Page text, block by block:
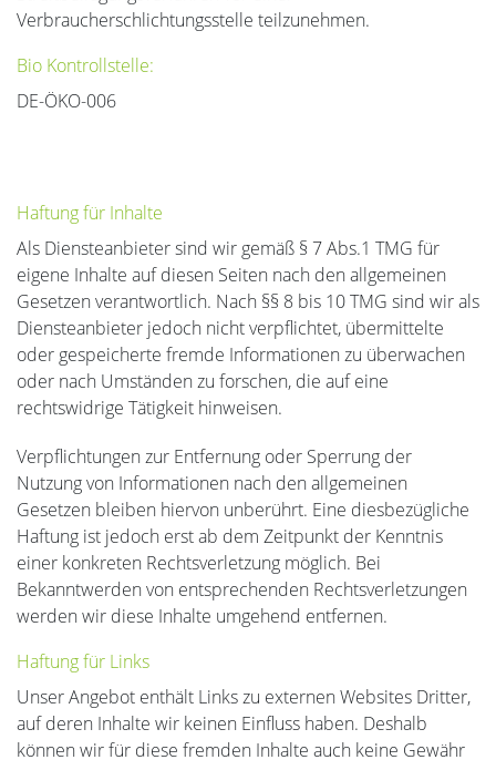
Verbraucherschlichtungsstelle teilzunehmen.
Bio Kontrollstelle:
DE-ÖKO-006
Haftung für Inhalte
Als Diensteanbieter sind wir gemäß § 7 Abs.1 TMG für
eigene Inhalte auf diesen Seiten nach den allgemeinen
Gesetzen verantwortlich. Nach §§ 8 bis 10 TMG sind wir als
Diensteanbieter jedoch nicht verpflichtet, übermittelte
oder gespeicherte fremde Informationen zu überwachen
oder nach Umständen zu forschen, die auf eine
rechtswidrige Tätigkeit hinweisen.
Verpflichtungen zur Entfernung oder Sperrung der
Nutzung von Informationen nach den allgemeinen
Gesetzen bleiben hiervon unberührt. Eine diesbezügliche
Haftung ist jedoch erst ab dem Zeitpunkt der Kenntnis
einer konkreten Rechtsverletzung möglich. Bei
Bekanntwerden von entsprechenden Rechtsverletzungen
werden wir diese Inhalte umgehend entfernen.
Haftung für Links
Unser Angebot enthält Links zu externen Websites Dritter,
auf deren Inhalte wir keinen Einfluss haben. Deshalb
können wir für diese fremden Inhalte auch keine Gewähr